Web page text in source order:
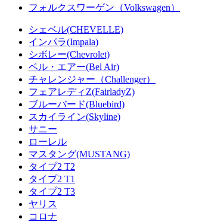
フォルクスワーゲン（Volkswagen）
シェベル(CHEVELLE)
インパラ(Impala)
シボレー(Chevrolet)
ベル・エアー(Bel Air)
チャレンジャー（Challenger）
フェアレディZ(FairladyZ)
ブルーバード(Bluebird)
スカイライン(Skyline)
サニー
ローレル
マスタング(MUSTANG)
タイプ2 T2
タイプ2 T1
タイプ2 T3
ヤリス
コロナ